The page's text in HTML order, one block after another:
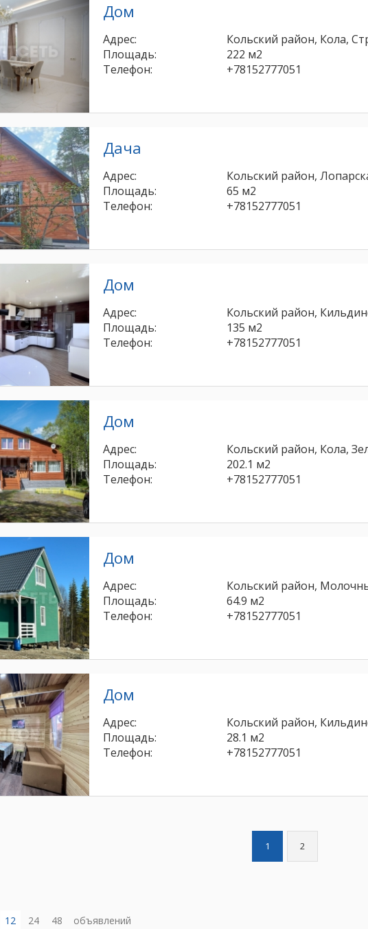
Дом
Адрес:
Кольский район, Кола,
Площадь:
222 м2
Телефон:
+78152777051
Дача
Адрес:
Кольский район,
Площадь:
65 м2
Телефон:
+78152777051
Дом
Адрес:
Кольский район,
Площадь:
135 м2
Телефон:
+78152777051
Дом
Адрес:
Кольский район, Кола,
Площадь:
202.1 м2
Телефон:
+78152777051
Дом
Адрес:
Кольский район,
Площадь:
64.9 м2
Телефон:
+78152777051
Дом
Адрес:
Кольский район,
Площадь:
28.1 м2
Телефон:
+78152777051
1 2
12 24 48 объявлений